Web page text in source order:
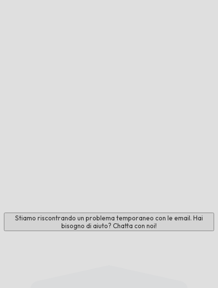
Stiamo riscontrando un problema temporaneo con le email. Hai
bisogno di aiuto? Chatta con noi!